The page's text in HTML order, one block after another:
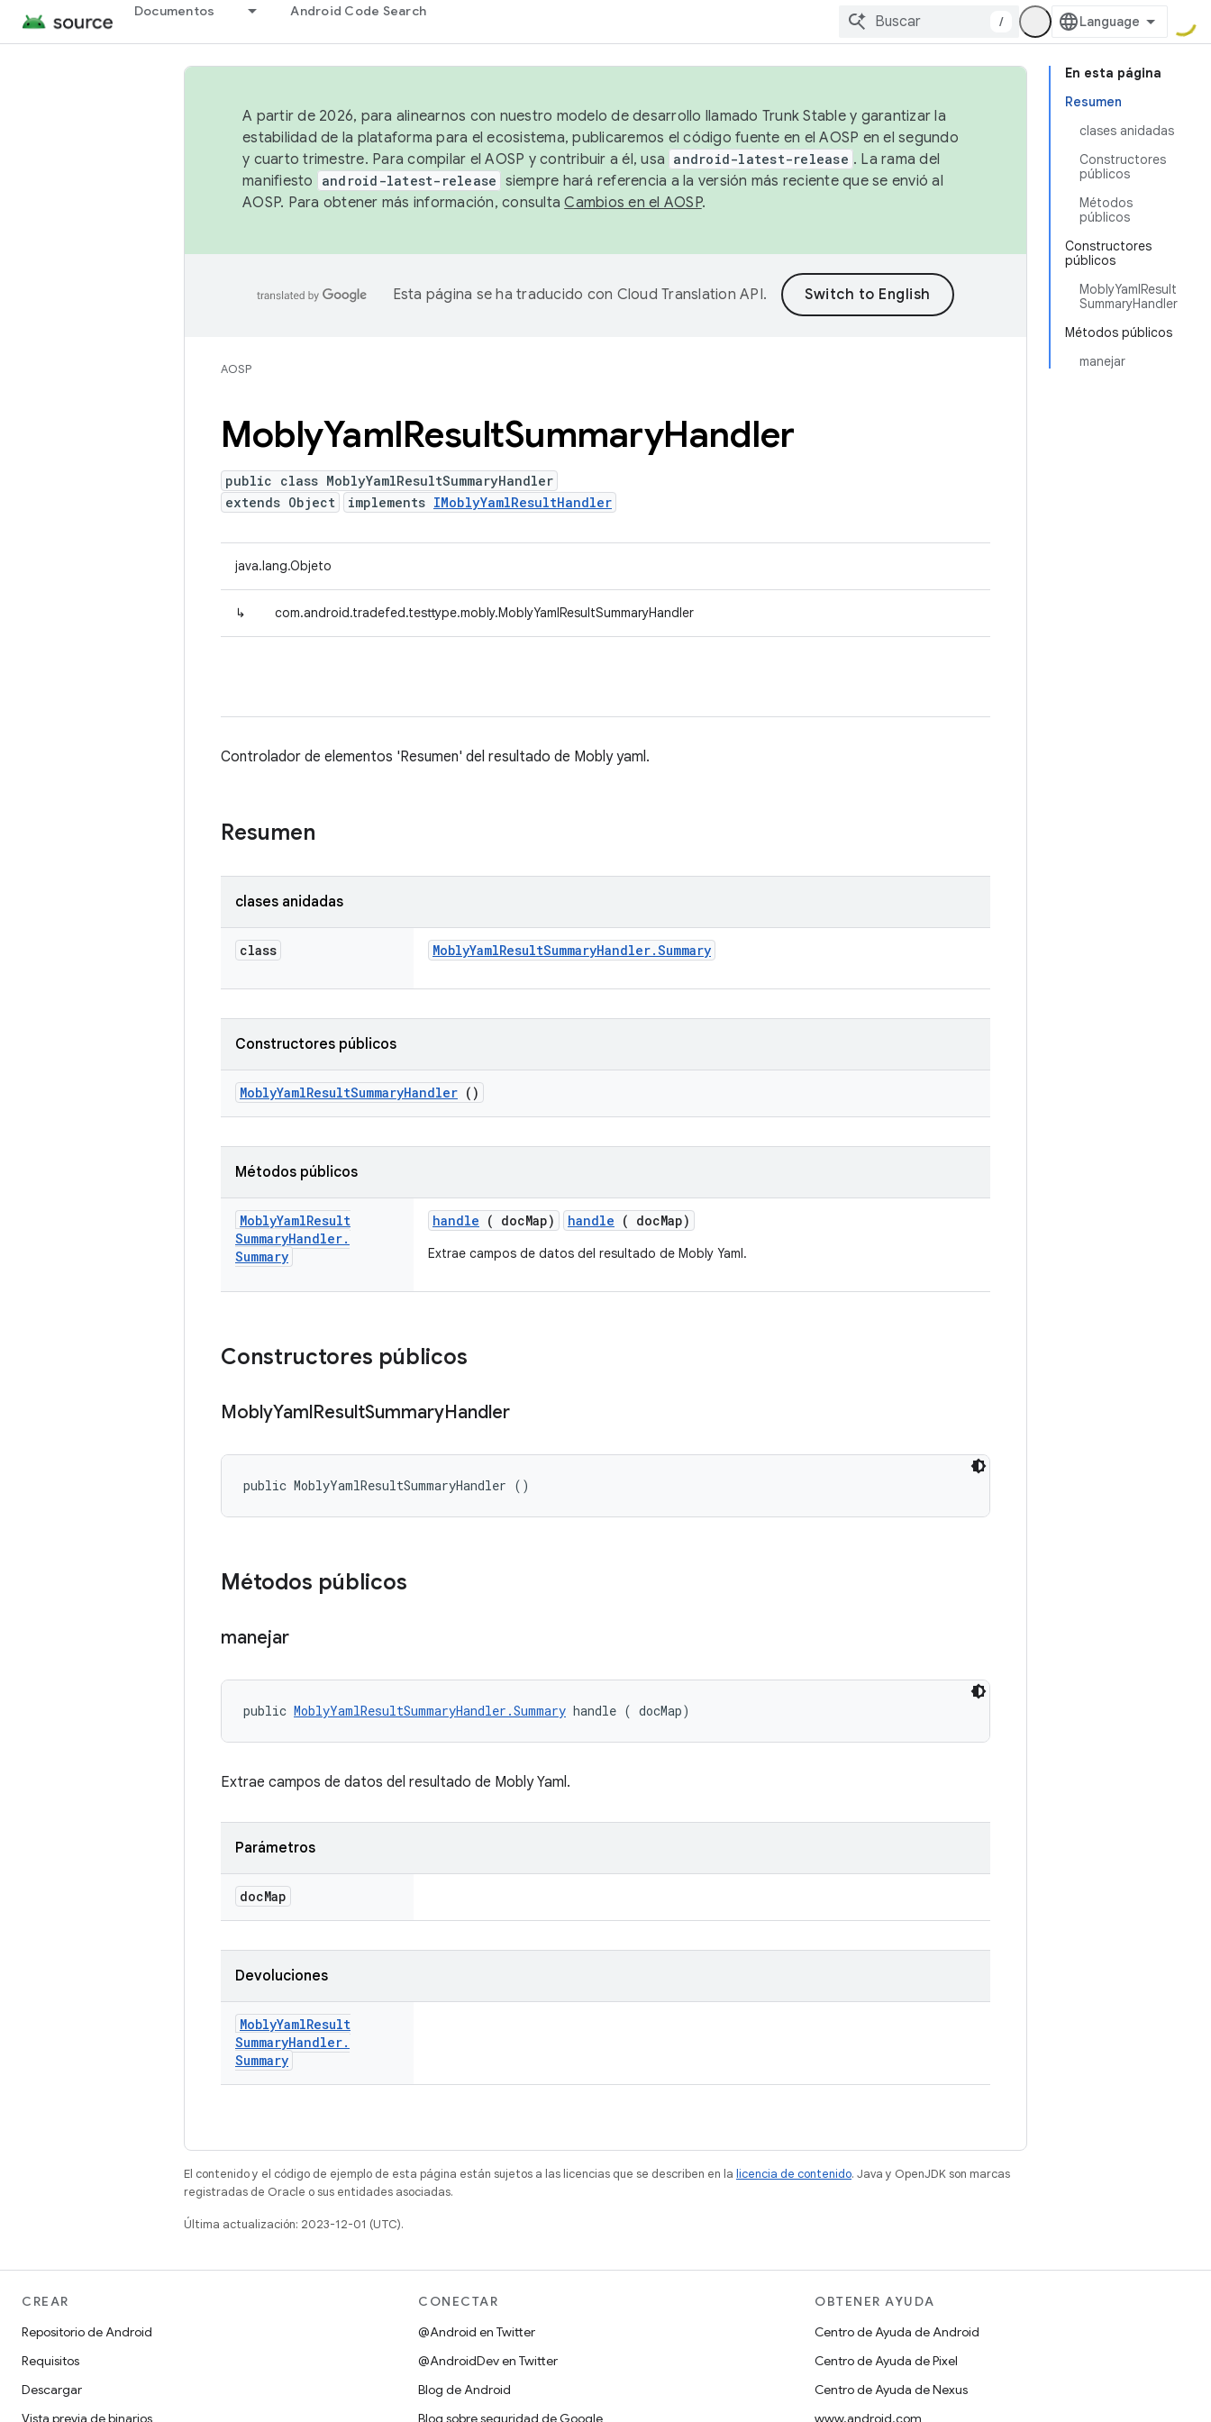
Documentos Android Code Search
/
En esta página
Resumen
clases anidadas
Constructores
públicos
Métodos
públicos
Constructores
públicos
MoblyYamlResult
SummaryHandler
Métodos públicos
manejar
A partir de 2026, para alinearnos con nuestro modelo de desarrollo llamado Trunk Stable y garantizar la
estabilidad de la plataforma para el ecosistema, publicaremos el código fuente en el AOSP en el segundo
y cuarto trimestre. Para compilar el AOSP y contribuir a él, usa android-latest-release . La rama del
manifiesto
android-latest-release siempre hará referencia a la versión más reciente que se envió al
AOSP. Para obtener más información, consultaCambios en el AOSP.
Esta página se ha traducido con Cloud Translation API.
AOSP
MoblyYamlResultSummaryHandler
public class MoblyYamlResultSummaryHandler
extends Object
implements IMoblyYamlResultHandler
java.lang.Objeto
↳ com.android.tradefed.testtype.mobly.MoblyYamlResultSummaryHandler
Controlador de elementos 'Resumen' del resultado de Mobly yaml.
Resumen
clases anidadas
class MoblyYamlResultSummaryHandler.Summary
Constructores públicos
MoblyYamlResultSummaryHandler ()
Métodos públicos
MoblyYamlResult
SummaryHandler.
Summary
handle ( docMap) handle ( docMap)
Extrae campos de datos del resultado de Mobly Yaml.
Constructores públicos
MoblyYamlResultSummaryHandler
public MoblyYamlResultSummaryHandler ()
Métodos públicos
manejar
public MoblyYamlResultSummaryHandler.Summary handle ( docMap)
Extrae campos de datos del resultado de Mobly Yaml.
Parámetros
docMap
Devoluciones
MoblyYamlResult
SummaryHandler.
Summary
El contenido y el código de ejemplo de esta página están sujetos a las licencias que se describen en la licencia de contenido. Java y OpenJDK son marcas
registradas de Oracle o sus entidades asociadas.
Última actualización: 2023-12-01 (UTC).
CREAR
Repositorio de Android
Requisitos
Descargar
Vista previa de binarios
CONECTAR
@Android en Twitter
@AndroidDev en Twitter
Blog de Android
Blog sobre seguridad de Google
OBTENER AYUDA
Centro de Ayuda de Android
Centro de Ayuda de Pixel
Centro de Ayuda de Nexus
www.android.com